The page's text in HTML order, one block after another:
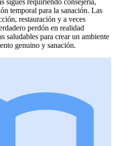
temporal para la sanación. Las
restauración y a veces
perdón en realidad
saludables para crear un ambiente
genuino y sanación.